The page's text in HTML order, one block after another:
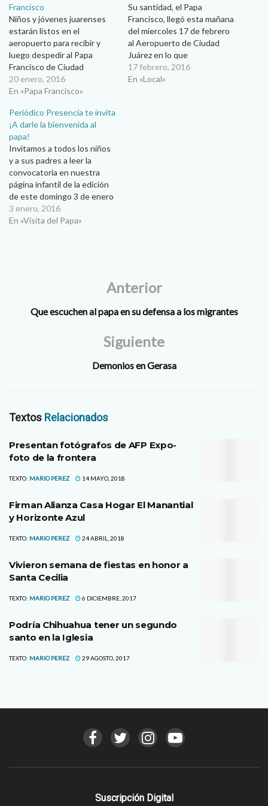
Francisco
Niños y jóvenes juarenses
estarán listos en el
aeropuerto para recibir y
luego despedir al Papa
Francisco de Ciudad
Juárez...saludará a niños
discapacitados. Linda
estamos jugando el
prestigio de la ciudad en
esta visita”, dijo el padre
Salvador Magallanes,
párroco de San Judas Tadeo,
encargado de la…
20 enero, 2016
En «Papa Francisco»
Su santidad, el Papa
Francisco, llegó esta mañana
del miercoles 17 de febrero
al Aeropuerto de Ciudad
Juárez en lo que
respresenta una visita
histórica para Ciudad Juárez.
17 febrero, 2016
En «Local»
Periódico Presencia te invita
¡A darle la bienvenida al
papa!
Invitamos a todos los niños
y a sus padres a leer la
convocatoria en nuestra
página infantil de la edición
de este domingo 3 de enero
de 2016. Participa para
poder saludar al Papa
3 enero, 2016
En «Visita del Papa»
Anterior
Que escuchen al papa en su defensa a los migrantes
Siguiente
Demonios en Gerasa
Textos Relacionados
Presentan fotógrafos de AFP Expo-
foto de la frontera
TEXTO: MARIO PEREZ 14 MAYO, 2018
Firman Alianza Casa Hogar El Manantial
y Horizonte Azul
TEXTO: MARIO PEREZ 24 ABRIL, 2018
Vivieron semana de fiestas en honor a
Santa Cecilia
TEXTO: MARIO PEREZ 6 DICIEMBRE, 2017
Podría Chihuahua tener un segundo
santo en la Iglesia
TEXTO: MARIO PEREZ 29 AGOSTO, 2017
Suscripción Digital